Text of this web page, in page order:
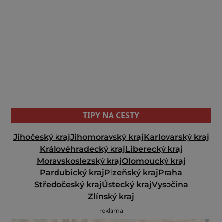
TIPY NA CESTY
Jihočeský krajJihomoravský krajKarlovarský kraj
Královéhradecký krajLiberecký kraj
Moravskoslezský krajOlomoucký kraj
Pardubický krajPlzeňský krajPraha
Středočeský krajÚstecký krajVysočina
Zlínský kraj
reklama